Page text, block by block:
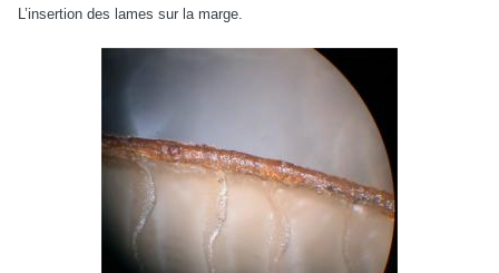
L’insertion des lames sur la marge.